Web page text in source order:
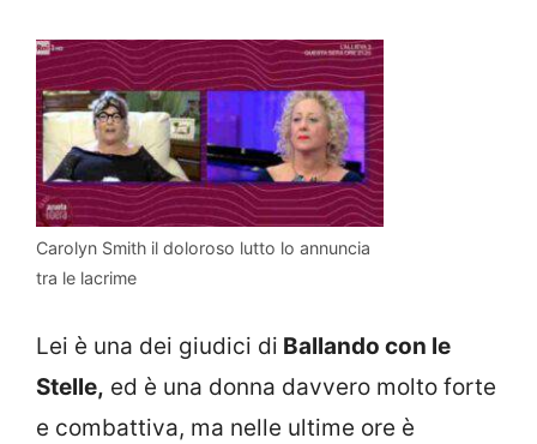
Carolyn Smith il doloroso lutto lo annuncia
tra le lacrime
Lei è una dei giudici di Ballando con le
Stelle, ed è una donna davvero molto forte
e combattiva, ma nelle ultime ore è